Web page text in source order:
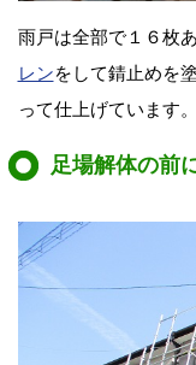
雨戸は全部で１６枚
レンをして錆止めを
って仕上げています。
足場解体の前